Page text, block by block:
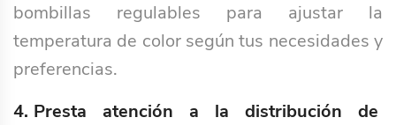
bombillas regulables para ajustar la
temperatura de color según tus necesidades y
preferencias.
4. Presta atención a la distribución de